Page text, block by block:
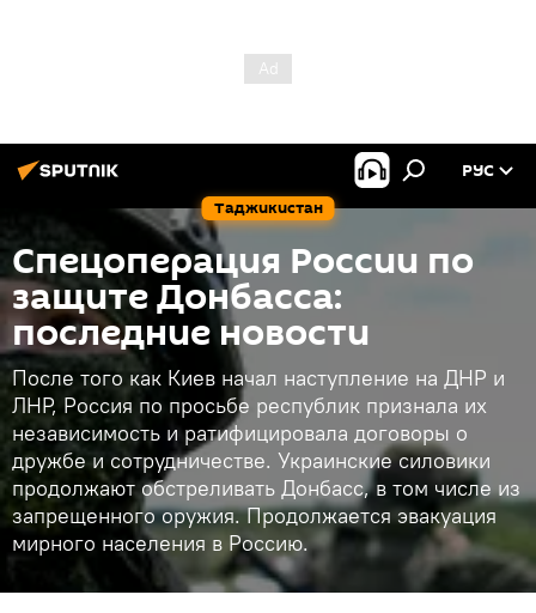
Таджикистан
РУС
Спецоперация России по
защите Донбасса:
последние новости
После того как Киев начал наступление на ДНР и
ЛНР, Россия по просьбе республик признала их
независимость и ратифицировала договоры о
дружбе и сотрудничестве. Украинские силовики
продолжают обстреливать Донбасс, в том числе из
запрещенного оружия. Продолжается эвакуация
мирного населения в Россию.